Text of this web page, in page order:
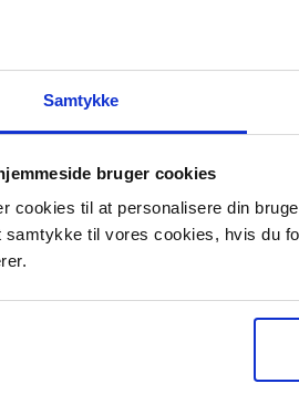
Samtykke
bruger cookies
cookies til at personalisere din
samtykke til vores cookies, hvis du